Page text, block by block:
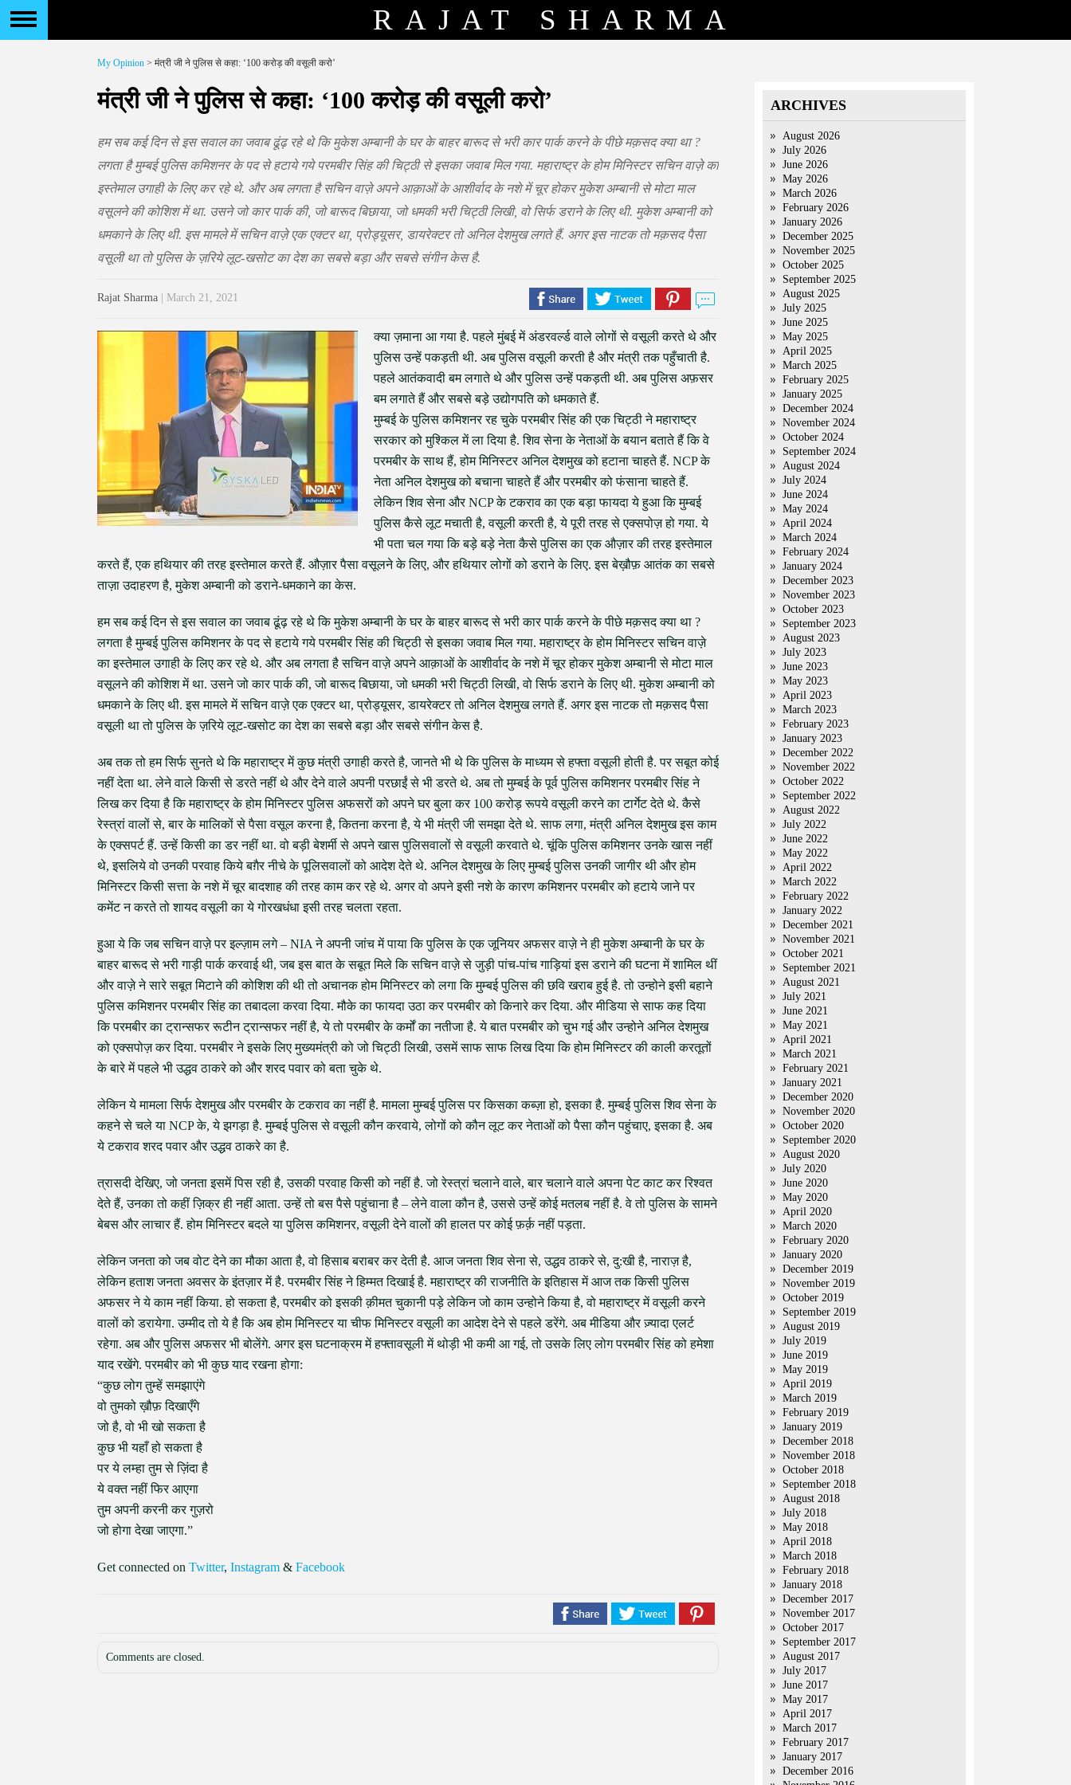
RAJAT SHARMA
My Opinion > मंत्री जी ने पुलिस से कहा: ‘100 करोड़ की वसूली करो’
मंत्री जी ने पुलिस से कहा: ‘100 करोड़ की वसूली करो’
हम सब कई दिन से इस सवाल का जवाब ढूंढ़ रहे थे कि मुकेश अम्बानी के घर के बाहर बारूद से भरी कार पार्क करने के पीछे मक़सद क्या था ?
लगता है मुम्बई पुलिस कमिशनर के पद से हटाये गये परमबीर सिंह की चिट्ठी से इसका जवाब मिल गया. महाराष्ट्र के होम मिनिस्टर सचिन वाज़े का
इस्तेमाल उगाही के लिए कर रहे थे. और अब लगता है सचिन वाज़े अपने आक़ाओं के आशीर्वाद के नशे में चूर होकर मुकेश अम्बानी से मोटा माल
वसूलने की कोशिश में था. उसने जो कार पार्क की, जो बारूद बिछाया, जो धमकी भरी चिट्ठी लिखी, वो सिर्फ डराने के लिए थी. मुकेश अम्बानी को
धमकाने के लिए थी. इस मामले में सचिन वाज़े एक एक्टर था, प्रोड्यूसर, डायरेक्टर तो अनिल देशमुख लगते हैं. अगर इस नाटक तो मक़सद पैसा
वसूली था तो पुलिस के ज़रिये लूट-खसोट का देश का सबसे बड़ा और सबसे संगीन केस है.
Rajat Sharma | March 21, 2021
क्या ज़माना आ गया है. पहले मुंबई में अंडरवर्ल्ड वाले लोगों से वसूली करते थे और
पुलिस उन्हें पकड़ती थी. अब पुलिस वसूली करती है और मंत्री तक पहुँचाती है.
पहले आतंकवादी बम लगाते थे और पुलिस उन्हें पकड़ती थी. अब पुलिस अफ़सर
बम लगाते हैं और सबसे बड़े उद्योगपति को धमकाते हैं.
मुम्बई के पुलिस कमिशनर रह चुके परमबीर सिंह की एक चिट्ठी ने महाराष्ट्र
सरकार को मुश्किल में ला दिया है. शिव सेना के नेताओं के बयान बताते हैं कि वे
परमबीर के साथ हैं, होम मिनिस्टर अनिल देशमुख को हटाना चाहते हैं. NCP के
नेता अनिल देशमुख को बचाना चाहते हैं और परमबीर को फंसाना चाहते हैं.
लेकिन शिव सेना और NCP के टकराव का एक बड़ा फायदा ये हुआ कि मुम्बई
पुलिस कैसे लूट मचाती है, वसूली करती है, ये पूरी तरह से एक्सपोज़ हो गया. ये
भी पता चल गया कि बड़े बड़े नेता कैसे पुलिस का एक औज़ार की तरह इस्तेमाल
करते हैं, एक हथियार की तरह इस्तेमाल करते हैं. औज़ार पैसा वसूलने के लिए, और हथियार लोगों को डराने के लिए. इस बेख़ौफ़ आतंक का सबसे
ताज़ा उदाहरण है, मुकेश अम्बानी को डराने-धमकाने का केस.
हम सब कई दिन से इस सवाल का जवाब ढूंढ़ रहे थे कि मुकेश अम्बानी के घर के बाहर बारूद से भरी कार पार्क करने के पीछे मक़सद क्या था ?
लगता है मुम्बई पुलिस कमिशनर के पद से हटाये गये परमबीर सिंह की चिट्ठी से इसका जवाब मिल गया. महाराष्ट्र के होम मिनिस्टर सचिन वाज़े
का इस्तेमाल उगाही के लिए कर रहे थे. और अब लगता है सचिन वाज़े अपने आक़ाओं के आशीर्वाद के नशे में चूर होकर मुकेश अम्बानी से मोटा माल
वसूलने की कोशिश में था. उसने जो कार पार्क की, जो बारूद बिछाया, जो धमकी भरी चिट्ठी लिखी, वो सिर्फ डराने के लिए थी. मुकेश अम्बानी को
धमकाने के लिए थी. इस मामले में सचिन वाज़े एक एक्टर था, प्रोड्यूसर, डायरेक्टर तो अनिल देशमुख लगते हैं. अगर इस नाटक तो मक़सद पैसा
वसूली था तो पुलिस के ज़रिये लूट-खसोट का देश का सबसे बड़ा और सबसे संगीन केस है.
अब तक तो हम सिर्फ सुनते थे कि महाराष्ट्र में कुछ मंत्री उगाही करते है, जानते भी थे कि पुलिस के माध्यम से हफ्ता वसूली होती है. पर सबूत कोई
नहीं देता था. लेने वाले किसी से डरते नहीं थे और देने वाले अपनी परछाईं से भी डरते थे. अब तो मुम्बई के पूर्व पुलिस कमिशनर परमबीर सिंह ने
लिख कर दिया है कि महाराष्ट्र के होम मिनिस्टर पुलिस अफसरों को अपने घर बुला कर 100 करोड़ रूपये वसूली करने का टार्गेट देते थे. कैसे
रेस्त्रां वालों से, बार के मालिकों से पैसा वसूल करना है, कितना करना है, ये भी मंत्री जी समझा देते थे. साफ लगा, मंत्री अनिल देशमुख इस काम
के एक्सपर्ट हैं. उन्हें किसी का डर नहीं था. वो बड़ी बेशर्मी से अपने खास पुलिसवालों से वसूली करवाते थे. चूंकि पुलिस कमिशनर उनके खास नहीं
थे, इसलिये वो उनकी परवाह किये बग़ैर नीचे के पूलिसवालों को आदेश देते थे. अनिल देशमुख के लिए मुम्बई पुलिस उनकी जागीर थी और होम
मिनिस्टर किसी सत्ता के नशे में चूर बादशाह की तरह काम कर रहे थे. अगर वो अपने इसी नशे के कारण कमिशनर परमबीर को हटाये जाने पर
कमेंट न करते तो शायद वसूली का ये गोरखधंधा इसी तरह चलता रहता.
हुआ ये कि जब सचिन वाज़े पर इल्ज़ाम लगे – NIA ने अपनी जांच में पाया कि पुलिस के एक जूनियर अफसर वाज़े ने ही मुकेश अम्बानी के घर के
बाहर बारूद से भरी गाड़ी पार्क करवाई थी, जब इस बात के सबूत मिले कि सचिन वाज़े से जुड़ी पांच-पांच गाड़ियां इस डराने की घटना में शामिल थीं
और वाज़े ने सारे सबूत मिटाने की कोशिश की थी तो अचानक होम मिनिस्टर को लगा कि मुम्बई पुलिस की छवि खराब हुई है. तो उन्होने इसी बहाने
पुलिस कमिशनर परमबीर सिंह का तबादला करवा दिया. मौके का फायदा उठा कर परमबीर को किनारे कर दिया. और मीडिया से साफ कह दिया
कि परमबीर का ट्रान्सफर रूटीन ट्रान्सफर नहीं है, ये तो परमबीर के कर्मों का नतीजा है. ये बात परमबीर को चुभ गई और उन्होने अनिल देशमुख
को एक्सपोज़ कर दिया. परमबीर ने इसके लिए मुख्यमंत्री को जो चिट्ठी लिखी, उसमें साफ साफ लिख दिया कि होम मिनिस्टर की काली करतूतों
के बारे में पहले भी उद्धव ठाकरे को और शरद पवार को बता चुके थे.
लेकिन ये मामला सिर्फ देशमुख और परमबीर के टकराव का नहीं है. मामला मुम्बई पुलिस पर किसका कब्ज़ा हो, इसका है. मुम्बई पुलिस शिव सेना के
कहने से चले या NCP के, ये झगड़ा है. मुम्बई पुलिस से वसूली कौन करवाये, लोगों को कौन लूट कर नेताओं को पैसा कौन पहुंचाए, इसका है. अब
ये टकराव शरद पवार और उद्धव ठाकरे का है.
त्रासदी देखिए, जो जनता इसमें पिस रही है, उसकी परवाह किसी को नहीं है. जो रेस्त्रां चलाने वाले, बार चलाने वाले अपना पेट काट कर रिश्वत
देते हैं, उनका तो कहीं ज़िक्र ही नहीं आता. उन्हें तो बस पैसे पहुंचाना है – लेने वाला कौन है, उससे उन्हें कोई मतलब नहीं है. वे तो पुलिस के सामने
बेबस और लाचार हैं. होम मिनिस्टर बदले या पुलिस कमिशनर, वसूली देने वालों की हालत पर कोई फ़र्क़ नहीं पड़ता.
लेकिन जनता को जब वोट देने का मौका आता है, वो हिसाब बराबर कर देती है. आज जनता शिव सेना से, उद्धव ठाकरे से, दु:खी है, नाराज़ है,
लेकिन हताश जनता अवसर के इंतज़ार में है. परमबीर सिंह ने हिम्मत दिखाई है. महाराष्ट्र की राजनीति के इतिहास में आज तक किसी पुलिस
अफसर ने ये काम नहीं किया. हो सकता है, परमबीर को इसकी क़ीमत चुकानी पड़े लेकिन जो काम उन्होने किया है, वो महाराष्ट्र में वसूली करने
वालों को डरायेगा. उम्मीद तो ये है कि अब होम मिनिस्टर या चीफ मिनिस्टर वसूली का आदेश देने से पहले डरेंगे. अब मीडिया और ज़्यादा एलर्ट
रहेगा. अब और पुलिस अफसर भी बोलेंगे. अगर इस घटनाक्रम में हफ्तावसूली में थोड़ी भी कमी आ गई, तो उसके लिए लोग परमबीर सिंह को हमेशा
याद रखेंगे. परमबीर को भी कुछ याद रखना होगा:
“कुछ लोग तुम्हें समझाएंगे
वो तुमको ख़ौफ़ दिखाएँगे
जो है, वो भी खो सकता है
कुछ भी यहाँ हो सकता है
पर ये लम्हा तुम से ज़िंदा है
ये वक्त नहीं फिर आएगा
तुम अपनी करनी कर गुज़रो
जो होगा देखा जाएगा.”
Get connected on Twitter, Instagram & Facebook
Comments are closed.
ARCHIVES
August 2026
July 2026
June 2026
May 2026
March 2026
February 2026
January 2026
December 2025
November 2025
October 2025
September 2025
August 2025
July 2025
June 2025
May 2025
April 2025
March 2025
February 2025
January 2025
December 2024
November 2024
October 2024
September 2024
August 2024
July 2024
June 2024
May 2024
April 2024
March 2024
February 2024
January 2024
December 2023
November 2023
October 2023
September 2023
August 2023
July 2023
June 2023
May 2023
April 2023
March 2023
February 2023
January 2023
December 2022
November 2022
October 2022
September 2022
August 2022
July 2022
June 2022
May 2022
April 2022
March 2022
February 2022
January 2022
December 2021
November 2021
October 2021
September 2021
August 2021
July 2021
June 2021
May 2021
April 2021
March 2021
February 2021
January 2021
December 2020
November 2020
October 2020
September 2020
August 2020
July 2020
June 2020
May 2020
April 2020
March 2020
February 2020
January 2020
December 2019
November 2019
October 2019
September 2019
August 2019
July 2019
June 2019
May 2019
April 2019
March 2019
February 2019
January 2019
December 2018
November 2018
October 2018
September 2018
August 2018
July 2018
May 2018
April 2018
March 2018
February 2018
January 2018
December 2017
November 2017
October 2017
September 2017
August 2017
July 2017
June 2017
May 2017
April 2017
March 2017
February 2017
January 2017
December 2016